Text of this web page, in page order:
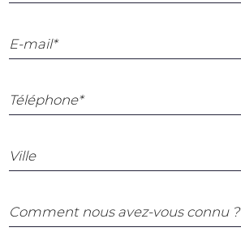
E-mail*
Téléphone*
Ville
Comment nous avez-vous connu ?